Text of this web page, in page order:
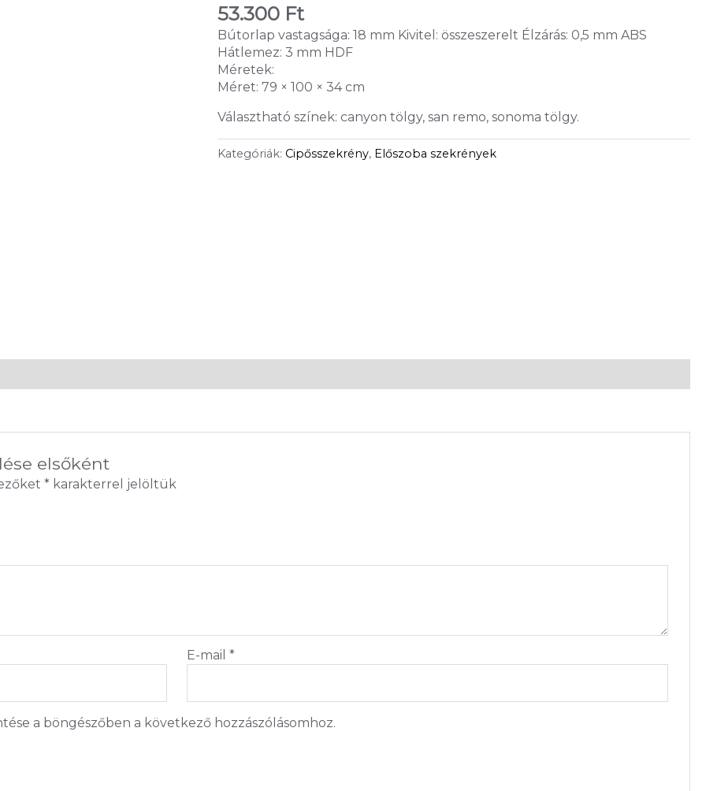
53.300 Ft
Bútorlap vastagsága: 18 mm Kivitel: összeszerelt Élzárás: 0,5 mm ABS
Hátlemez: 3 mm HDF
Méretek:
Méret: 79 × 100 × 34 cm
Választható színek: canyon tölgy, san remo, sonoma tölgy.
Kategóriák: Cipősszekrény, Előszoba szekrények
elsőként
*karakterrel jelöltük
E-mail *
a böngészőben a következő hozzászólásomhoz.